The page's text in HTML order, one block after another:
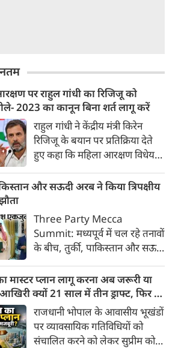
पर राहुल गांधी का रिजिजू को
2023 का कानून बिना शर्त लागू करें
राहुल गांधी ने केंद्रीय मंत्री किरेन
रिजिजू के बयान पर प्रतिक्रिया देते
हुए कहा कि महिला आरक्षण विधेयक
चुका है। उन्होंने सवाल उठाया कि तीन
हुआ और इसे परिसीमन से क्यों जोड़ा
जा रहा है।
और सऊदी अरब ने किया त्रिपक्षीय
Three Party Mecca
Summit: मध्यपूर्व में चल रहे तनावों
के बीच, तुर्की, पाकिस्तान और सऊदी
हस्ताक्षर किए हैं, जिसके अनुसार
उनमें से किसी भी देश पर हमले को
तीनों सहयोगी देशों पर हमला माना
जाएगा।
मास्टर प्लान लागू करना अब जरूरी या
क्यों 21 साल में तीन ड्राफ्ट, फिर भी
शहर का भविष्य?
राजधानी भोपाल के आवासीय भूखंडों
पर व्यावसायिक गतिविधियों को
संचालित करने को लेकर सुप्रीम कोर्ट